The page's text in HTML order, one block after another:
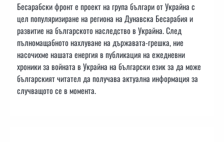
Бесарабски фронт е проект на група българи от Украйна с
цел популяризиране на региона на Дунавска Бесарабия и
развитие на българското наследство в Украйна. След
пълномащабното нахлуване на държавата-грешка, ние
насочихме нашата енергия в публикация на ежедневни
хроники за войната в Украйна на български език за да може
българският читател да получава актуална информация за
случващото се в момента.